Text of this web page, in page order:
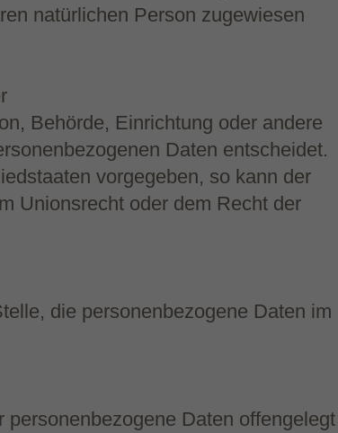
natürlichen Person zugewiesen
Behörde, Einrichtung oder andere
Daten entscheidet.
vorgegeben, so kann der
Unionsrecht oder dem Recht der
die personenbezogene Daten im
Daten offengelegt